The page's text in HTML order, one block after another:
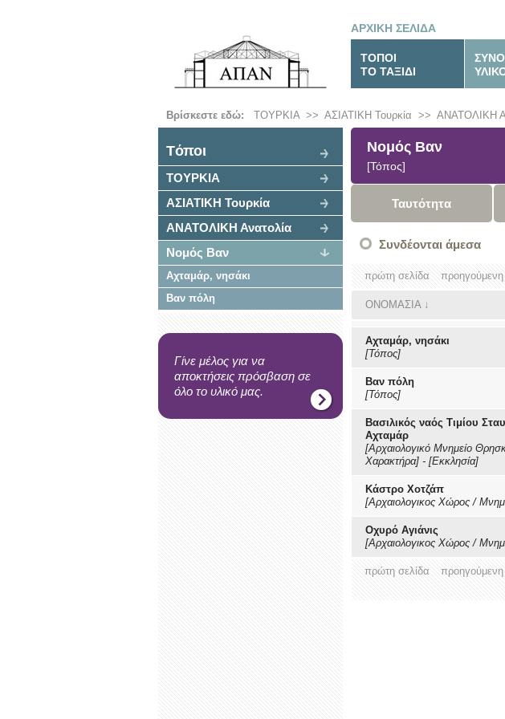
ΑΡΧΙΚΗ ΣΕΛΙΔΑ
ΤΟΠΟΙ
ΤΟ ΤΑΞΙΔΙ
Βρίσκεστε εδώ: ΤΟΥΡΚΙΑ>> ΑΣΙΑΤΙΚΗ Τουρκία >> ΑΝΑΤΟΛΙΚΗ
Tόποι
ΤΟΥΡΚΙΑ
ΑΣΙΑΤΙΚΗ Τουρκία
ΑΝΑΤΟΛΙΚΗ Ανατολία
Νομός Βαν
Αχταμάρ, νησάκι
Βαν πόλη
Γίνε μέλος για να
αποκτήσεις πρόσβαση σε
όλο το υλικό μας.
Νομός Βαν
[Τόπος]
Ταυτότητα
Συνδέονται άμεσα
πρώτη σελίδα προηγούμενη
ΟΝΟΜΑΣΙΑ↓
Αχταμάρ, νησάκι
[Τόπος]
Βαν πόλη
[Τόπος]
Βασιλικός ναός Τιμίου
Αχταμάρ
[Αρχαιολογικό Μνημείο
Χαρακτήρα] - [Εκκλησία]
Κάστρο Χοτζάπ
[Αρχαιολογικος Χώρος /
Οχυρό Αγιάνις
[Αρχαιολογικος Χώρος /
πρώτη σελίδα προηγούμενη